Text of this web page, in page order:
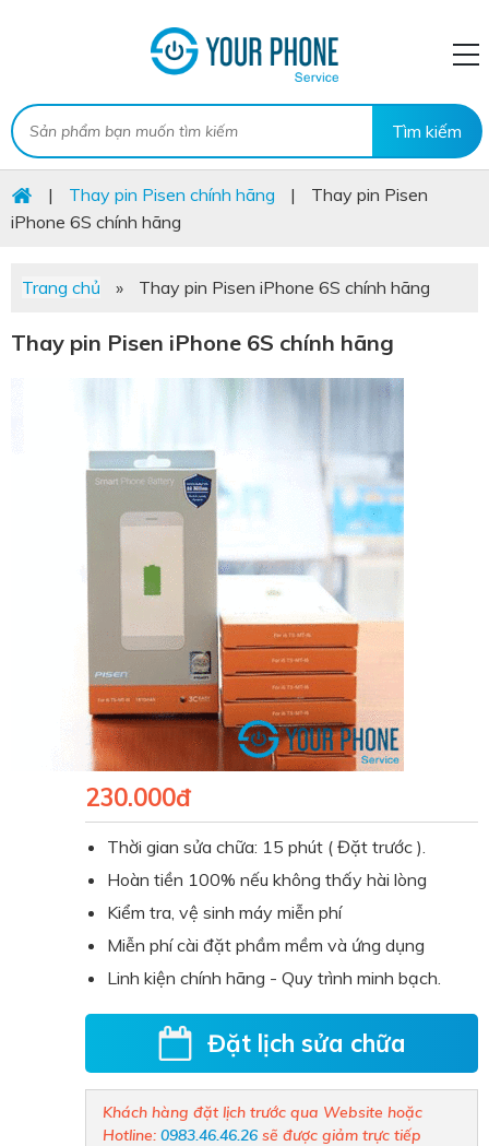
| Thay pin Pisen chính hãng |
Thay pin Pisen
iPhone 6S chính hãng
Trang chủ » Thay pin Pisen iPhone 6S chính hãng
Thay pin Pisen iPhone 6S chính hãng
230.000đ
Thời gian sửa chữa: 15 phút ( Đặt trước ).
Hoàn tiền 100% nếu không thấy hài lòng
Kiểm tra, vệ sinh máy miễn phí
Miễn phí cài đặt phầm mềm và ứng dụng
Linh kiện chính hãng - Quy trình minh bạch.
Đặt lịch sửa chữa
Khách hàng đặt lịch trước qua Website hoặc
Hotline: 0983.46.46.26 sẽ được giảm trực tiếp